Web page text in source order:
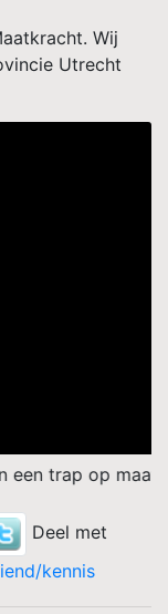
Wij
Utrecht
op maat. Voor
Deel met
kennis